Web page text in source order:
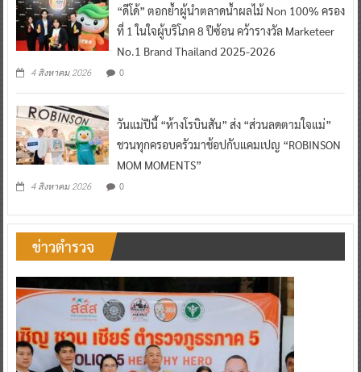
“ดีโด้” ตอกย้ำผู้นำตลาดน้ำผลไม้ Non 100% ครอง
ที่ 1 ในใจผู้บริโภค 8 ปีซ้อน คว้ารางวัล Marketeer
No.1 Brand Thailand 2025-2026
4 สิงหาคม 2026 0
วันแม่ปีนี้ “ห้างโรบินสัน” ส่ง “ส่วนลดตามใจแม่”
ชวนทุกครอบครัวมาช้อปกับแคมเปญ “ROBINSON
MOM MOMENTS”
4 สิงหาคม 2026 0
ข่าวตำรวจ